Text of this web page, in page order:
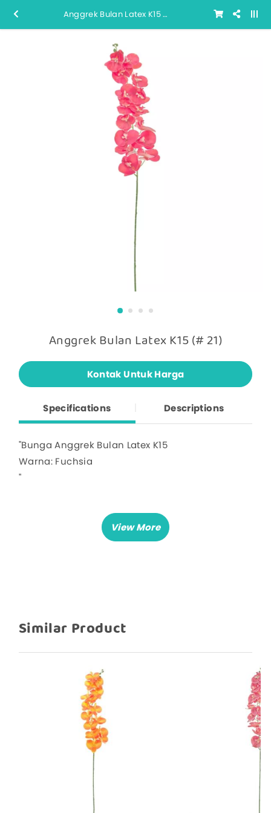
Anggrek Bulan Latex K15 (# 21)
Anggrek Bulan Latex K15 (# 21)
Kontak Untuk Harga
Specifications Descriptions
"Bunga Anggrek Bulan Latex K15
Warna: Fuchsia
"
Similar Product